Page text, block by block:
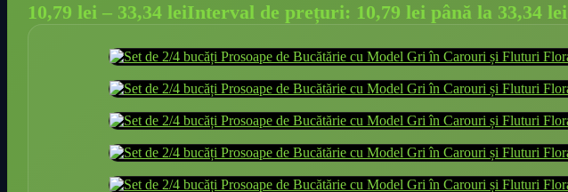
10,79 lei – 33,34 leiInterval de prețuri: 10,79 lei până la 33,34 lei